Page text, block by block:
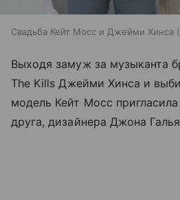
Свадьба Кейт Мосс и Джейми Хинса
Выходя замуж за музыканта
The Kills Джейми Хинса и
модель Кейт Мосс пригласила
друга, дизайнера Джона